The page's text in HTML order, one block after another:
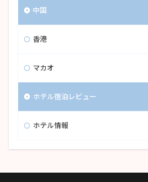
中国
香港
マカオ
ホテル宿泊レビュー
ホテル情報